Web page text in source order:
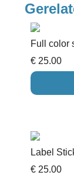
Full color
€ 25.00
Label
€ 25.00